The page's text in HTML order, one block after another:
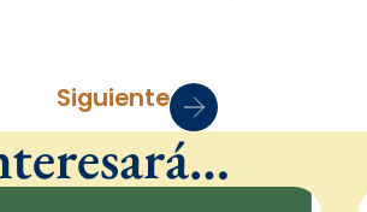
Siguiente